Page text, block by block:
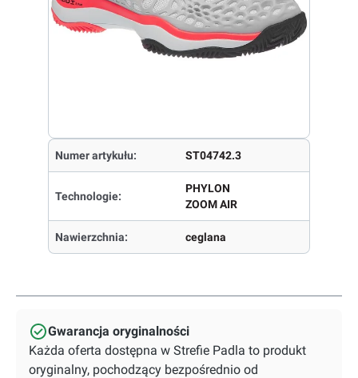
Numer artykułu: ST04742.3
Technologie:
PHYLON
ZOOM AIR
Nawierzchnia: ceglana
Gwarancja oryginalności
Każda oferta dostępna w Strefie Padla to produkt
oryginalny, pochodzący bezpośrednio od